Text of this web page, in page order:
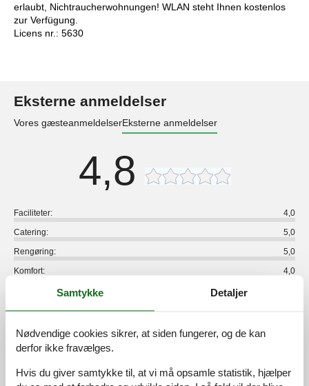
erlaubt, Nichtraucherwohnungen! WLAN steht Ihnen kostenlos
zur Verfügung.
Licens nr.: 5630
Eksterne anmeldelser
Vores gæsteanmeldelserEksterne anmeldelser
4,8
Faciliteter:
4,0
Catering:
5,0
Rengøring:
5,0
Komfort:
4,0
Beliggenhed:
Generelt:
Værelse:
Service på stedet:
Samtykke Detaljer
Nødvendige cookies sikrer, at siden fungerer, og de kan
derfor ikke fravælges.
Hvis du giver samtykke til, at vi må opsamle statistik, hjælper